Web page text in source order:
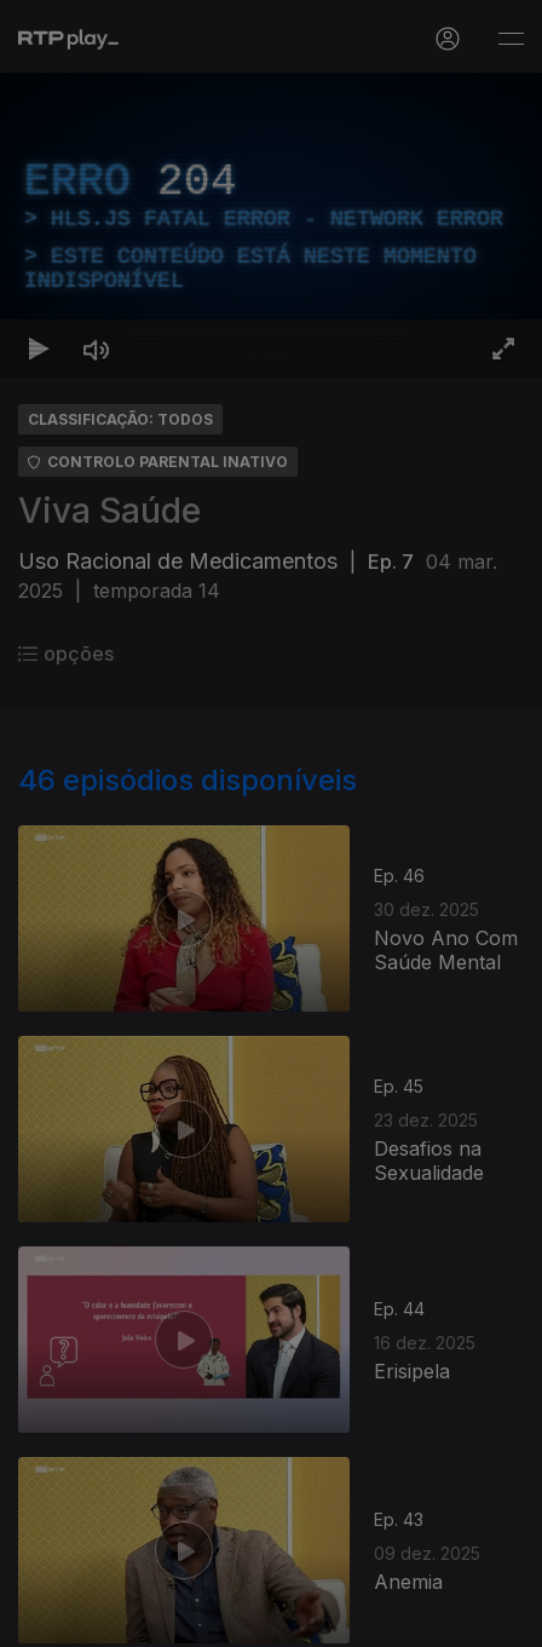
ERRO 204
HLS.JS FATAL ERROR - NETWORK ERROR
ESTE CONTEÚDO ESTÁ NESTE MOMENTO
INDISPONÍVEL
CLASSIFICAÇÃO: TODOS
CONTROLO PARENTAL INATIVO
Viva Saúde
Uso Racional de Medicamentos Ep. 7 04 mar.
2025
temporada 14
opções
46 episódios disponíveis
Ep. 46
30 dez. 2025
Novo Ano Com
Saúde Mental
Ep. 45
23 dez. 2025
Desafios na
Sexualidade
Ep. 44
16 dez. 2025
Erisipela
Ep. 43
09 dez. 2025
Anemia